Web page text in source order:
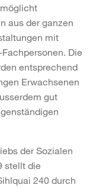
aus der ganzen
mit
Die
entsprechend
Erwachsenen
gut
der Sozialen
stellt die
240 durch